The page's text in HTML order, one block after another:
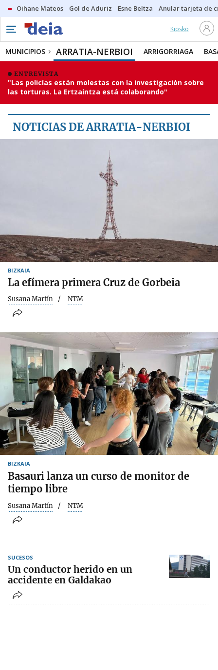
Oihane Mateos Gol de Aduriz Esne Beltza Anular tarjeta de
Kiosko
MUNICIPIOS ARRATIA-NERBIOI ARRIGORRIAGA
ENTREVISTA
"Las policías están molestas con la investigación sobre
las torturas. La Ertzaintza está colaborando"
NOTICIAS DE ARRATIA-NERBIOI
BIZKAIA
La efímera primera Cruz de Gorbeia
Susana Martín NTM
BIZKAIA
Basauri lanza un curso de monitor de
tiempo libre
Susana Martín NTM
SUCESOS
Un conductor herido en un
accidente en Galdakao
MUNICIPIOS
ARRATIA-NERBIOI
BASAURI
GALDAKAO